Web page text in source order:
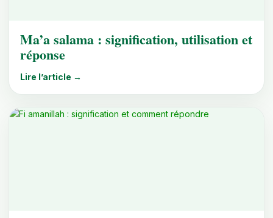
Ma’a salama : signification, utilisation et
réponse
Lire l’article →